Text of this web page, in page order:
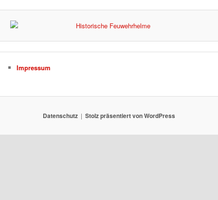
Impressum
Datenschutz Stolz präsentiert von WordPress